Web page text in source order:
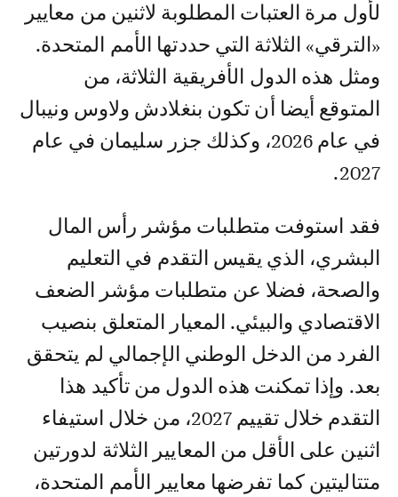
لأول مرة العتبات المطلوبة لاثنين من معايير
«الترقي» الثلاثة التي حددتها الأمم المتحدة.
ومثل هذه الدول الأفريقية الثلاثة، من
المتوقع أيضا أن تكون بنغلادش ولاوس ونيبال
في عام 2026، وكذلك جزر سليمان في عام
2027.
فقد استوفت متطلبات مؤشر رأس المال
البشري، الذي يقيس التقدم في التعليم
والصحة، فضلا عن متطلبات مؤشر الضعف
الاقتصادي والبيئي. المعيار المتعلق بنصيب
الفرد من الدخل الوطني الإجمالي لم يتحقق
بعد. وإذا تمكنت هذه الدول من تأكيد هذا
التقدم خلال تقييم 2027، من خلال استيفاء
اثنين على الأقل من المعايير الثلاثة لدورتين
متتاليتين كما تفرضها معايير الأمم المتحدة،